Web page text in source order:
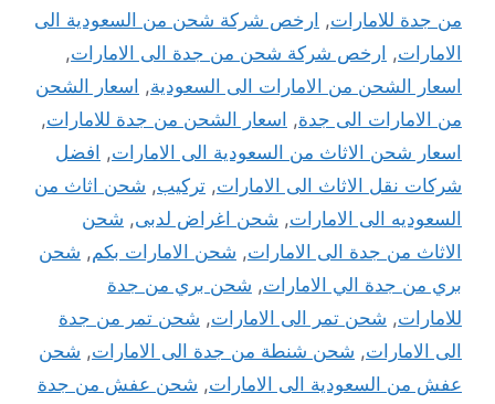
من جدة للامارات, ارخص شركة شحن من السعودية الى
الامارات, ارخص شركة شحن من جدة الى الامارات,
اسعار الشحن من الامارات الى السعودية, اسعار الشحن
من الامارات الى جدة, اسعار الشحن من جدة للامارات,
اسعار شحن الاثاث من السعودية الى الامارات, افضل
شركات نقل الاثاث الى الامارات, تركيب, شحن اثاث من
السعوديه الى الامارات, شحن اغراض لدبى, شحن
الاثاث من جدة الى الامارات, شحن الامارات بكم, شحن
بري من جدة الي الامارات, شحن بري من جدة
للامارات, شحن تمر الى الامارات, شحن تمر من جدة
الى الامارات, شحن شنطة من جدة الى الامارات, شحن
عفش من السعودية الى الامارات, شحن عفش من جدة